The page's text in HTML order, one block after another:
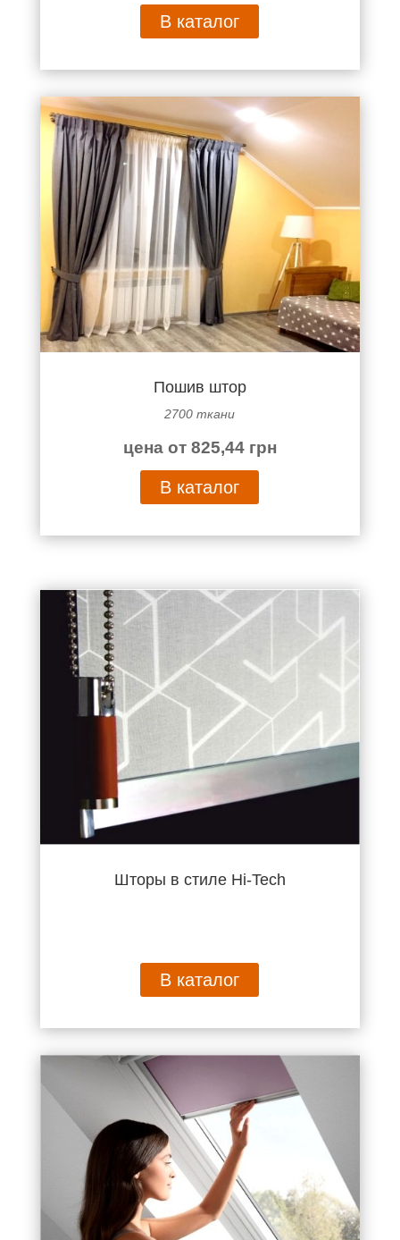
В каталог
Пошив штор
2700 ткани
цена от 825,44 грн
В каталог
Шторы в стиле Hi-Tech
В каталог